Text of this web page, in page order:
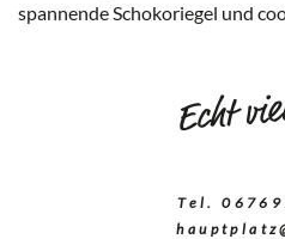
spannende Schokoriegel und
Echt
Tel.